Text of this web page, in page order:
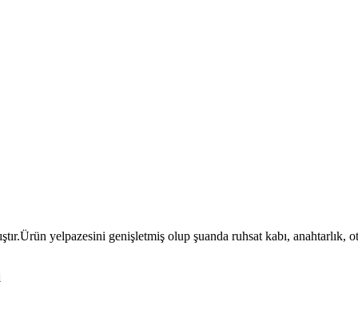
yelpazesini genişletmiş olup şuanda ruhsat kabı,